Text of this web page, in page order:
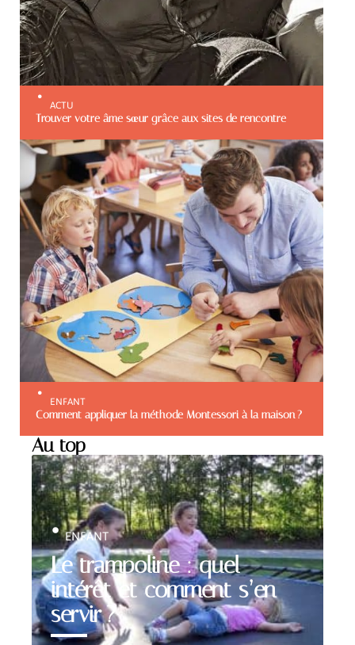
ACTU
Trouver votre âme sœur grâce aux sites de rencontre
ENFANT
Comment appliquer la méthode Montessori à la maison ?
Au top
Le trampoline : quel
intérêt et comment s’en
servir ?
ENFANT